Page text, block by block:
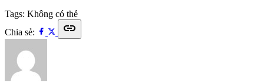
Tags: Không có thẻ
Chia sẻ:
link